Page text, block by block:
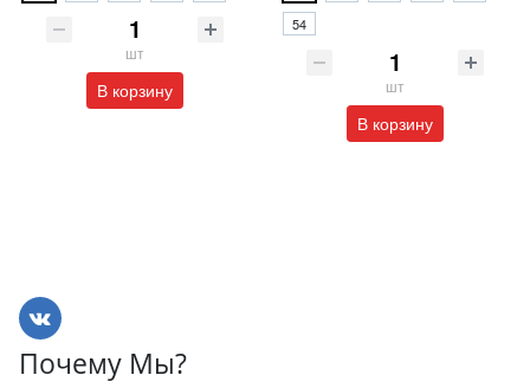
шт
В корзину
54
шт
В корзину
Почему Мы?